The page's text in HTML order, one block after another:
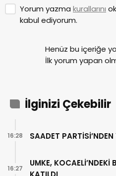
Yorum yazma kurallarını
kabul ediyorum.
Henüz bu içeriğe
İlk yorum yapan
İlginizi Çekebilir
SAADET
16:28
UMKE,
16:27